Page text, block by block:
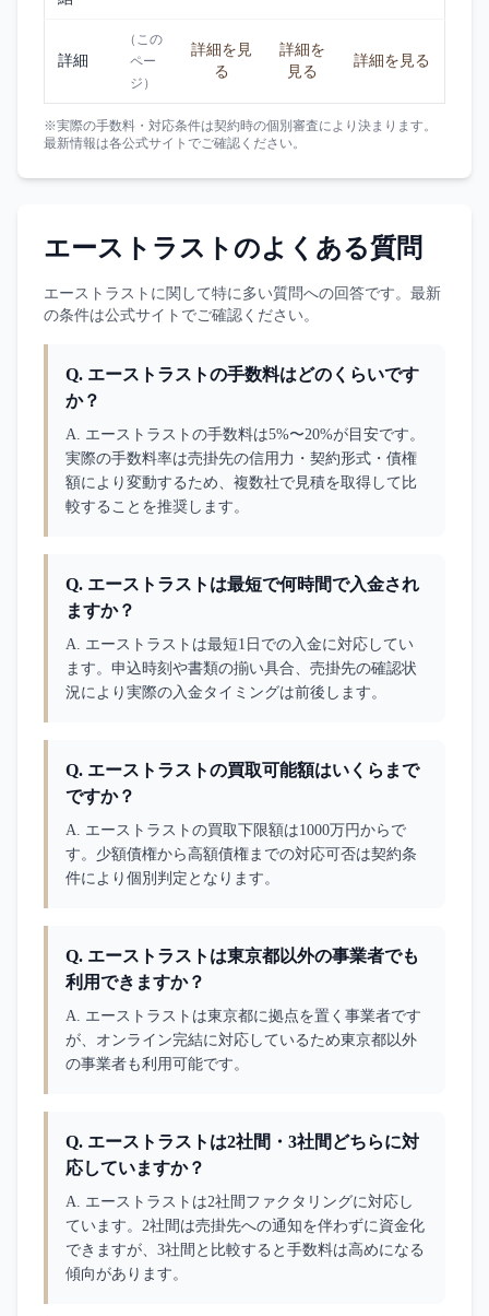
詳細
（この
ペー
ジ）
詳細を見
る
詳細を
見る
詳細を見る
※実際の手数料・対応条件は契約時の個別審査により決まります。
最新情報は各公式サイトでご確認ください。
エーストラスト のよくある質問
エーストラスト に関して特に多い質問への回答です。最新
の条件は公式サイトでご確認ください。
Q. エーストラストの手数料はどのくらいです
か？
A. エーストラストの手数料は5%〜20%が目安です。
実際の手数料率は売掛先の信用力・契約形式・債権
額により変動するため、複数社で見積を取得して比
較することを推奨します。
Q. エーストラストは最短で何時間で入金され
ますか？
A. エーストラストは最短1日での入金に対応してい
ます。申込時刻や書類の揃い具合、売掛先の確認状
況により実際の入金タイミングは前後します。
Q. エーストラストの買取可能額はいくらまで
ですか？
A. エーストラストの買取下限額は1000万円からで
す。少額債権から高額債権までの対応可否は契約条
件により個別判定となります。
Q. エーストラストは東京都以外の事業者でも
利用できますか？
A. エーストラストは東京都に拠点を置く事業者です
が、オンライン完結に対応しているため東京都以外
の事業者も利用可能です。
Q. エーストラストは2社間・3社間どちらに対
応していますか？
A. エーストラストは2社間ファクタリングに対応し
ています。2社間は売掛先への通知を伴わずに資金化
できますが、3社間と比較すると手数料は高めになる
傾向があります。